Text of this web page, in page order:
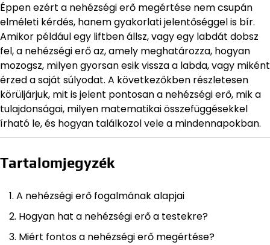
Éppen ezért a nehézségi erő megértése nem csupán
elméleti kérdés, hanem gyakorlati jelentőséggel is bír.
Amikor például egy liftben állsz, vagy egy labdát dobsz
fel, a nehézségi erő az, amely meghatározza, hogyan
mozogsz, milyen gyorsan esik vissza a labda, vagy miként
érzed a saját súlyodat. A következőkben részletesen
körüljárjuk, mit is jelent pontosan a nehézségi erő, mik a
tulajdonságai, milyen matematikai összefüggésekkel
írható le, és hogyan találkozol vele a mindennapokban.
Tartalomjegyzék
A nehézségi erő fogalmának alapjai
Hogyan hat a nehézségi erő a testekre?
Miért fontos a nehézségi erő megértése?